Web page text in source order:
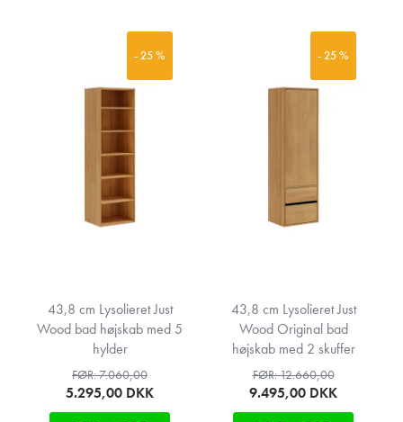
- 25 %
43,8 cm Lysolieret Just
Wood bad højskab med 5
hylder
FØR: 7.060,00
5.295,00 DKK
- 25 %
43,8 cm Lysolieret Just
Wood Original bad
højskab med 2 skuffer
FØR: 12.660,00
9.495,00 DKK